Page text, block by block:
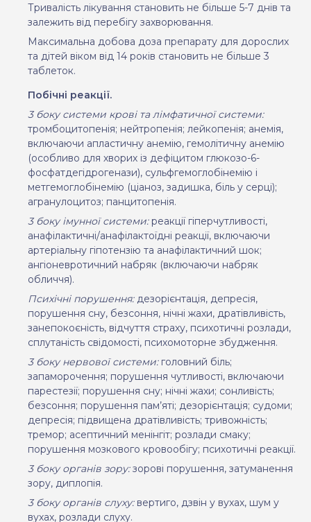
Тривалість лікування становить не більше 5-7 днів та
залежить від перебігу захворювання.
Максимальна добова доза препарату для дорослих
та дітей віком від 14 років становить не більше 3
таблеток.
Побічні реакції.
3 боку системи крові та лімфатичної системи:
тромбоцитопенiя; нейтропенія; лейкопенія; анемія,
включаючи апластичну анемію, гемолітичну анемію
(особливо для хворих із дефіцитом глюкозо-6-
фосфатдегідрогенази), сульфгемоглобінемію і
метгемоглобінемію (ціаноз, задишка, біль у серці);
агранулоцитоз; панцитопенія.
3 боку імунної системи:реакції гіперчутливості,
анафілактичні/анафілактоїдні реакції, включаючи
артеріальну гіпотензію та анафілактичний шок;
ангіоневротичний набряк (включаючи набряк
обличчя).
Психічні порушення: дезорієнтація, депресія,
порушення сну, безсоння, нічні жахи, дратівливість,
занепокоєність, відчуття страху, психотичні розлади,
сплутаність свідомості, психомоторне збудження.
3 боку нервової системи: головний біль;
запаморочення; порушення чутливості, включаючи
парестезії; порушення сну; нічні жахи; сонливість;
безсоння; порушення пам’яті; дезорієнтація; судоми;
депресія; підвищена дратівливість; тривожність;
тремор; асептичний менінгіт; розлади смаку;
порушення мозкового кровообігу; психотичні реакції.
3 боку органів зору:зорові порушення, затуманення
зору, диплопія.
3 боку органів слуху: вертиго, дзвін у вухах, шум у
вухах, розлади слуху.